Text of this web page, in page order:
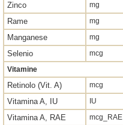
Zinco mg
Rame mg
Manganese mg
Selenio mcg
Vitamine
Retinolo (Vit. A) mcg
Vitamina A, IU IU
Vitamina A, RAE mcg_RAE